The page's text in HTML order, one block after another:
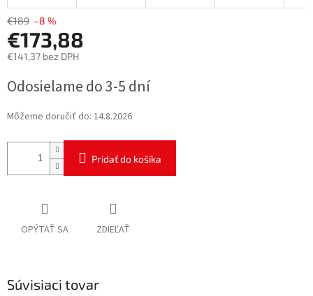
€189 –8 %
€173,88
€141,37 bez DPH
cena:
Odosielame do 3-5 dní
Môžeme doručiť do: 14.8.2026
Pridať do košíka
OPÝTAŤ SA ZDIEĽAŤ
Súvisiaci tovar